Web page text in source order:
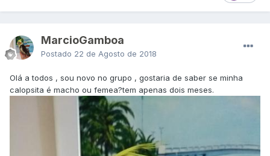
MarcioGamboa
Postado 22 de Agosto de 2018
Olá a todos , sou novo no grupo , gostaria de saber se minha
calopsita é macho ou femea?tem apenas dois meses.